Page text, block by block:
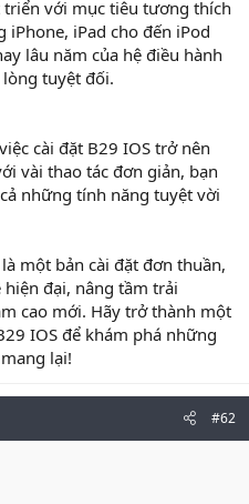
triển với mục tiêu tương thích
iPad cho đến iPod
lâu năm của hệ điều hành
lòng tuyệt đối.
cài đặt B29 IOS trở nên
vài thao tác đơn giản, bạn
những tính năng tuyệt vời
một bản cài đặt đơn thuần,
đại, nâng tầm trải
cao mới. Hãy trở thành một
IOS để khám phá những
lại!
#62